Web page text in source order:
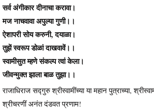
सर्व अंगीकार दीनाचा करावा।
मज नाचवावा अपुल्या गुणी।।
ऐशापरी सोय करुनी, दयाळा।
तुझें स्वरूप डोळां दाखवावें।।
स्वामीसुत म्हणे संकल्प त्वां केला।
जीवन्मुक्त झाला बाळ तुझा।।
राजाधिराज सद्गुरु श्रीस्वामींच्या या महान पुत्राच्या,
श्रीचरणीं अनंत दंडवत प्रणाम!